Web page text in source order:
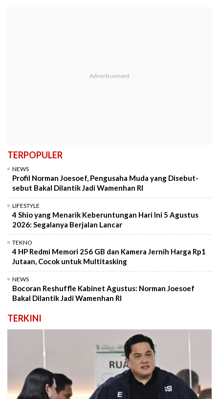
TERPOPULER
NEWS
Profil Norman Joesoef, Pengusaha Muda yang Disebut-
sebut Bakal Dilantik Jadi Wamenhan RI
LIFESTYLE
4 Shio yang Menarik Keberuntungan Hari Ini 5 Agustus
2026: Segalanya Berjalan Lancar
TEKNO
4 HP Redmi Memori 256 GB dan Kamera Jernih Harga Rp1
Jutaan, Cocok untuk Multitasking
NEWS
Bocoran Reshuffle Kabinet Agustus: Norman Joesoef
Bakal Dilantik Jadi Wamenhan RI
TERKINI